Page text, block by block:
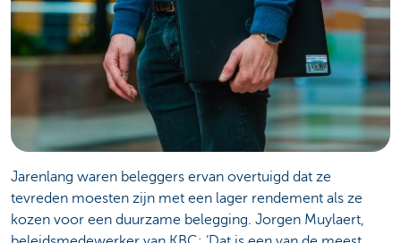
Jarenlang waren beleggers ervan overtuigd dat ze
tevreden moesten zijn met een lager rendement als ze
kozen voor een duurzame belegging. Jorgen Muylaert,